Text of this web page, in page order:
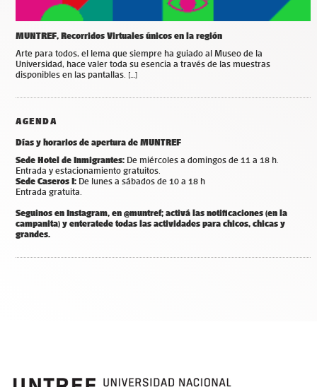
MUNTREF, Recorridos Virtuales únicos en la región
Arte para todos, el lema que siempre ha guiado al Museo de la
Universidad, hace valer toda su esencia a través de las muestras
disponibles en las pantallas. […]
AGENDA
Días y horarios de apertura de MUNTREF
Sede Hotel de Inmigrantes: De miércoles a domingos de 11 a 18 h.
Entrada y estacionamiento gratuitos.
Sede Caseros I: De lunes a sábados de 10 a 18 h
Entrada gratuita.
Seguinos en Instagram, en @muntref; activá las notificaciones (en la
campanita) y enteratede todas las actividades para chicos, chicas y
grandes.